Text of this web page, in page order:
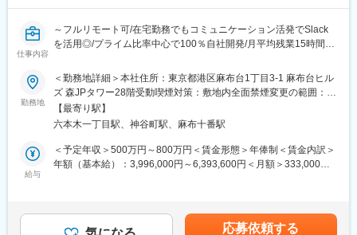
携わっていただきます。
■環境
■デザインツール
Adobe（Photoshop、illustrator）
■タスク管理
JIRA
■コミュニケーションツール
Confluence
Zoom
同社は2015年に設立されたFintechスタートアップです。資産運用
仕事内容
～フルリモート可/在宅勤務でもコミュニケーション活発でSlack
を活用◎/プライム比率中心で100％自社開発/月平均残業15時間と
■募集背景：
当社はBtoCサービスの設計・開発を得意とする開発会社です。UX
とCRMを中心としたデジタルコミュニケーションの設計を武器に
サービスを提供しております。UIデザイン担当は多く在籍してい
るものの、ディレクションから入れるデザイナーが不足している
状態です。顧客・従業員体験の課題を紐解き、表層のデザインだ
■業務内容：
受託開発におけるWebサービスやアプリのUI／UX設計業務をお任
勤務地
＜勤務地詳細＞本社住所：東京都港区麻布台1丁目3-1 麻布台ヒル
ズ 森JPタワー28階受動喫煙対策：敷地内全面禁煙変更の範囲：会
社の定める事業所
【最寄り駅】
六本木一丁目駅、神谷町駅、麻布十番駅
給与
＜予定年収＞500万円～800万円＜賃金形態＞年俸制＜賃金内訳＞
年額（基本給）：3,996,000円～6,393,600円＜月額＞333,000円
考を通じて上下する可能性があります。月給(月額)は固定手当を含
応募依頼する